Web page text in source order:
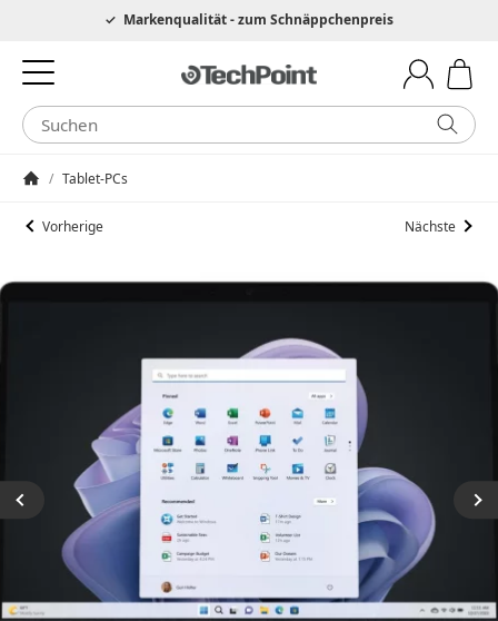
Hotline 0049 6205 3079975Markenqualität - zum Schnäppchenpreis
/ Tablet-PCs
Vorherige Nächste